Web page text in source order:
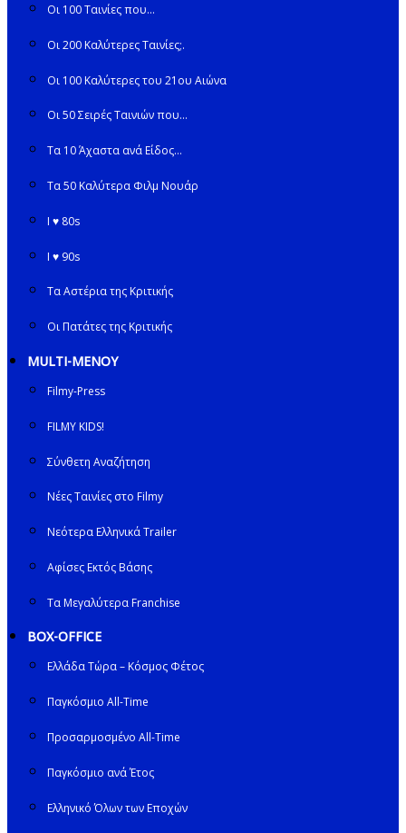
Οι 100 Ταινίες που…
Οι 200 Καλύτερες Ταινίες;.
Οι 100 Καλύτερες του 21ου Αιώνα
Οι 50 Σειρές Ταινιών που…
Τα 10 Άχαστα ανά Είδος…
Τα 50 Καλύτερα Φιλμ Νουάρ
I ♥ 80s
I ♥ 90s
Τα Αστέρια της Κριτικής
Οι Πατάτες της Κριτικής
MULTI-ΜΕΝΟΥ
Filmy-Press
FILMY KIDS!
Σύνθετη Αναζήτηση
Νέες Ταινίες στο Filmy
Νεότερα Ελληνικά Trailer
Αφίσες Εκτός Βάσης
Τα Μεγαλύτερα Franchise
BOX-OFFICE
Ελλάδα Τώρα – Κόσμος Φέτος
Παγκόσμιο All-Time
Προσαρμοσμένο All-Time
Παγκόσμιο ανά Έτος
Ελληνικό Όλων των Εποχών